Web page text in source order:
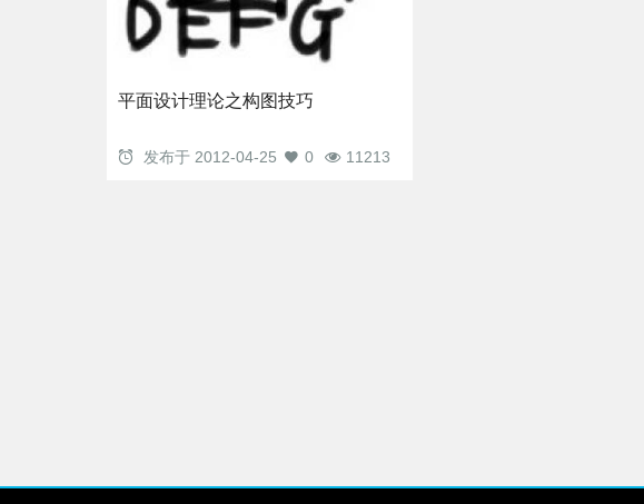
平面设计理论之构图技巧
发布于 2012-04-25 11213
0